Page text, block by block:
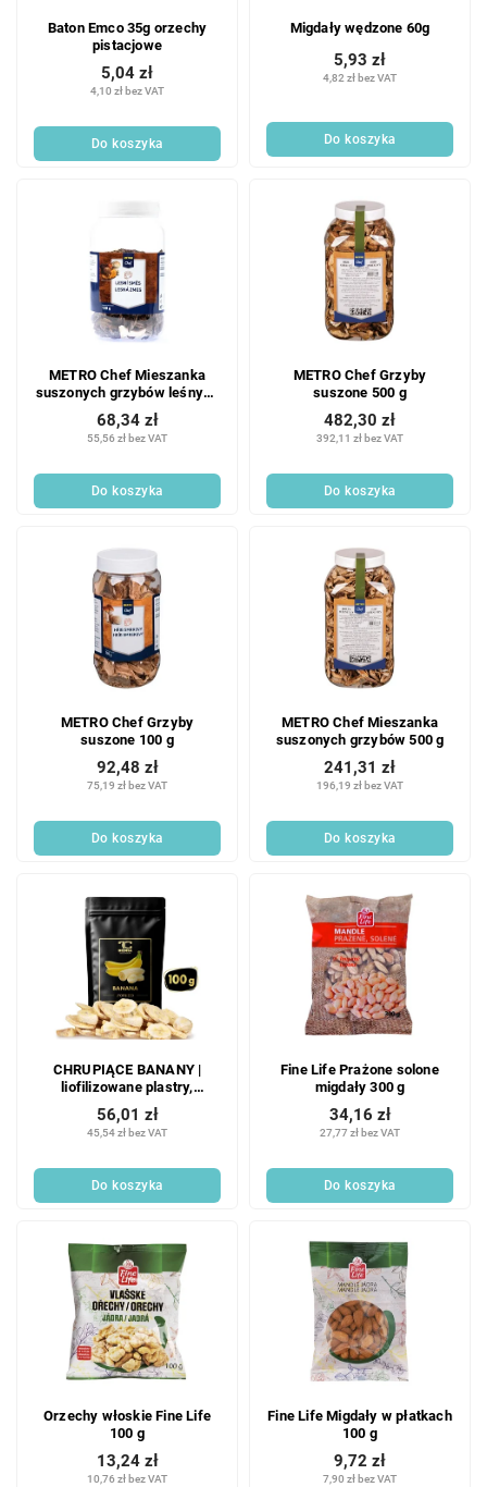
Baton Emco 35g orzechy
pistacjowe
4,10 zł bez VAT
5,04 zł
Do koszyka
Migdały wędzone 60g
4,82 zł bez VAT
5,93 zł
Do koszyka
METRO Chef Mieszanka
suszonych grzybów leśnych
55,56 zł bez VAT
68,34 zł
Do koszyka
METRO Chef Grzyby
suszone 500 g
392,11 zł bez VAT
482,30 zł
Do koszyka
METRO Chef Grzyby
suszone 100 g
75,19 zł bez VAT
92,48 zł
Do koszyka
METRO Chef Mieszanka
suszonych grzybów 500 g
196,19 zł bez VAT
241,31 zł
Do koszyka
CHRUPIĄCE BANANY |
liofilizowane plastry,
liofilizowane owoce | 100 g
45,54 zł bez VAT
56,01 zł
Do koszyka
Fine Life Prażone solone
migdały 300 g
27,77 zł bez VAT
34,16 zł
Do koszyka
Orzechy włoskie Fine Life
100 g
10,76 zł bez VAT
13,24 zł
Fine Life Migdały w płatkach
100 g
7,90 zł bez VAT
9,72 zł